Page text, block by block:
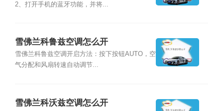
2、打开手机的蓝牙功能，并将...
雪佛兰科鲁兹空调怎么开
雪佛兰科鲁兹空调开启方法：按下按钮AUTO，空
气分配和风扇转速自动调节...
雪佛兰科沃兹空调怎么开